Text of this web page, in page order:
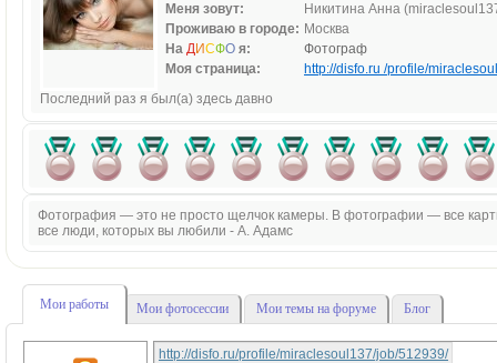
Меня зовут:
Никитина Анна
Проживаю в городе: Москва
На ДИСФО я:
Фотограф
Моя страница:
http://disfo.ru /profile/
Последний раз я был(а) здесь давно
Фотография — это не просто щелчок камеры. В фотографии — все
все люди, которых вы любили - А. Адамс
Мои работы Мои фотосессии Мои темы на форуме Блог
http://disfo.ru/profile/miraclesoul137/job/512939/